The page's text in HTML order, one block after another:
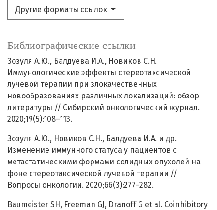
Другие форматы ссылок
Библиографические ссылки
Зозуля А.Ю., Балдуева И.А., Новиков С.Н.
Иммунологические эффекты стереотаксической
лучевой терапии при злокачественных
новообразованиях различных локализаций: обзор
литературы // Сибирский онкологический журнал.
2020;19(5):108–113.
Зозуля А.Ю., Новиков С.Н., Балдуева И.А. и др.
Изменение иммунного статуса у пациентов с
метастатическими формами солидных опухолей на
фоне стереотаксической лучевой терапии //
Вопросы онкологии. 2020;66(3):277–282.
Baumeister SH, Freeman GJ, Dranoff G et al. Coinhibitory